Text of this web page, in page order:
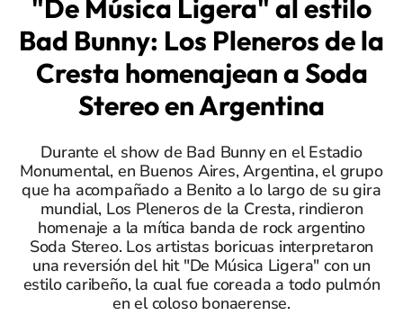
"De Música Ligera" al estilo
Bad Bunny: Los Pleneros de la
Cresta homenajean a Soda
Stereo en Argentina
Durante el show de Bad Bunny en el Estadio
Monumental, en Buenos Aires, Argentina, el grupo
que ha acompañado a Benito a lo largo de su gira
mundial, Los Pleneros de la Cresta, rindieron
homenaje a la mítica banda de rock argentino
Soda Stereo. Los artistas boricuas interpretaron
una reversión del hit "De Música Ligera" con un
estilo caribeño, la cual fue coreada a todo pulmón
en el coloso bonaerense.